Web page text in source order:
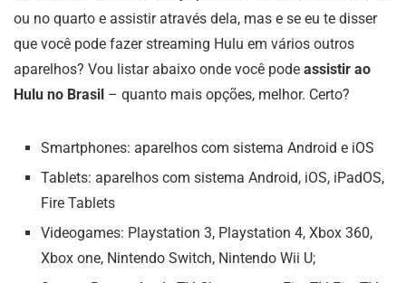
ou no quarto e assistir através dela, mas e se eu te disser
que você pode fazer streaming Hulu em vários outros
aparelhos? Vou listar abaixo onde você pode assistir ao
Hulu no Brasil – quanto mais opções, melhor. Certo?
Smartphones: aparelhos com sistema Android e iOS
Tablets: aparelhos com sistema Android, iOS, iPadOS,
Fire Tablets
Videogames: Playstation 3, Playstation 4, Xbox 360,
Xbox one, Nintendo Switch, Nintendo Wii U;